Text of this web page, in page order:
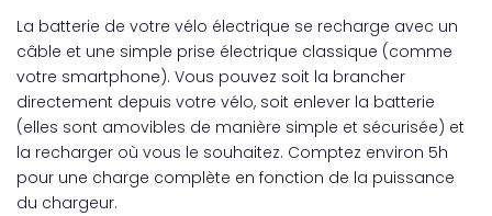
La batterie de votre vélo électrique se recharge avec un
câble et une simple prise électrique classique (comme
votre smartphone). Vous pouvez soit la brancher
directement depuis votre vélo, soit enlever la batterie
(elles sont amovibles de manière simple et sécurisée) et
la recharger où vous le souhaitez. Comptez environ 5h
pour une charge complète en fonction de la puissance
du chargeur.